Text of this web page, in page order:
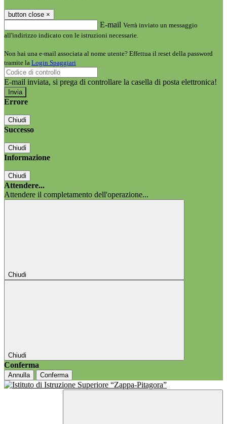
button close ×
E-mail Verrà inviato un messaggio
all'indirizzo indicato con le istruzioni necessarie.
Non hai una e-mail associata al nome utente? Effettua il reset della password
tramite la Login Spaggiari
E-mail inviata, si prega di controllare la casella di posta elettronica!
Errore
Chiudi
Successo
Chiudi
Informazione
Chiudi
Attendere...
Attendere il completamento dell'operazione...
Chiudi
Chiudi
Conferma
Annulla Conferma